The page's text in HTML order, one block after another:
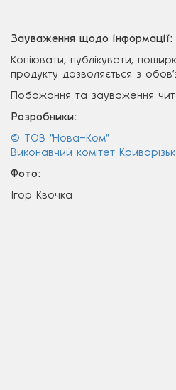
Зауваження щодо інформації:
Копіювати, публікувати,
продукту дозволяється з
Побажання та зауваження
Розробники:
© ТОВ "Нова–Ком"
Виконавчий комітет
Фото:
Ігор Квочка